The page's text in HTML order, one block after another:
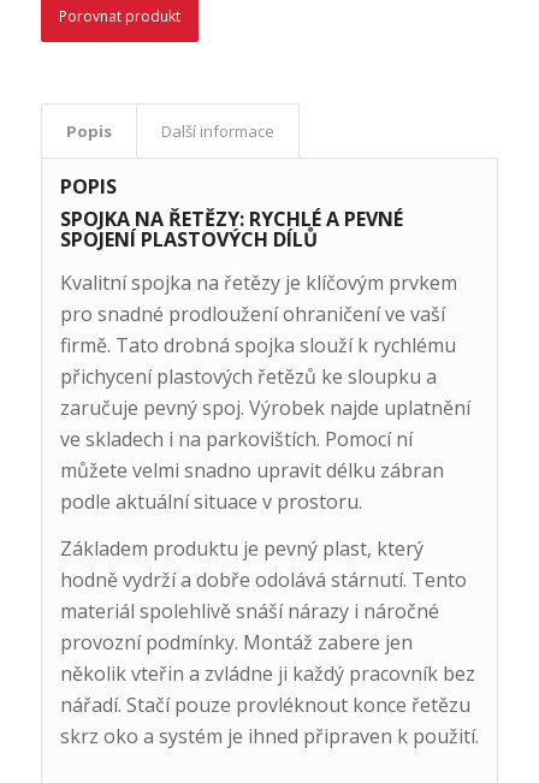
Porovnat produkt
Popis Další informace
POPIS
SPOJKA NA ŘETĚZY: RYCHLÉ A PEVNÉ
SPOJENÍ PLASTOVÝCH DÍLŮ
Kvalitní spojka na řetězy je klíčovým prvkem
pro snadné prodloužení ohraničení ve vaší
firmě. Tato drobná spojka slouží k rychlému
přichycení plastových řetězů ke sloupku a
zaručuje pevný spoj. Výrobek najde uplatnění
ve skladech i na parkovištích. Pomocí ní
můžete velmi snadno upravit délku zábran
podle aktuální situace v prostoru.
Základem produktu je pevný plast, který
hodně vydrží a dobře odolává stárnutí. Tento
materiál spolehlivě snáší nárazy i náročné
provozní podmínky. Montáž zabere jen
několik vteřin a zvládne ji každý pracovník bez
nářadí. Stačí pouze provléknout konce řetězu
skrz oko a systém je ihned připraven k použití.